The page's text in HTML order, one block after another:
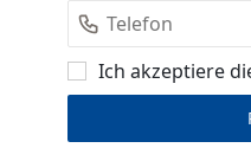
Ich akzeptiere